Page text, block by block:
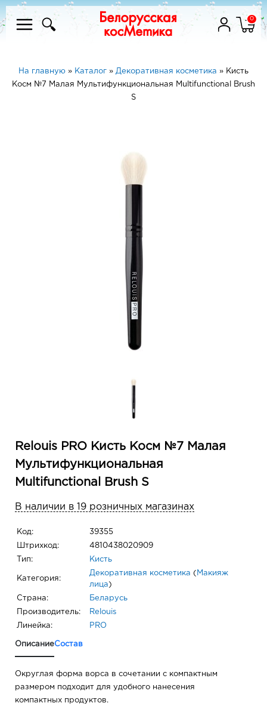
0
На главную » Каталог » Декоративная косметика » Кисть
Косм №7 Малая Мультифункциональная Multifunctional Brush
S
Relouis PRO Кисть Косм №7 Малая
Мультифункциональная
Multifunctional Brush S
В наличии в 19 розничных магазинах
Код: 39355
Штрихкод: 4810438020909
Тип: Кисть
Категория:
Декоративная косметика ( Макияж
лица )
Страна: Беларусь
Производитель: Relouis
Линейка: PRO
ОписаниеСостав
Округлая форма ворса в сочетании с компактным
размером подходит для удобного нанесения
компактных продуктов.